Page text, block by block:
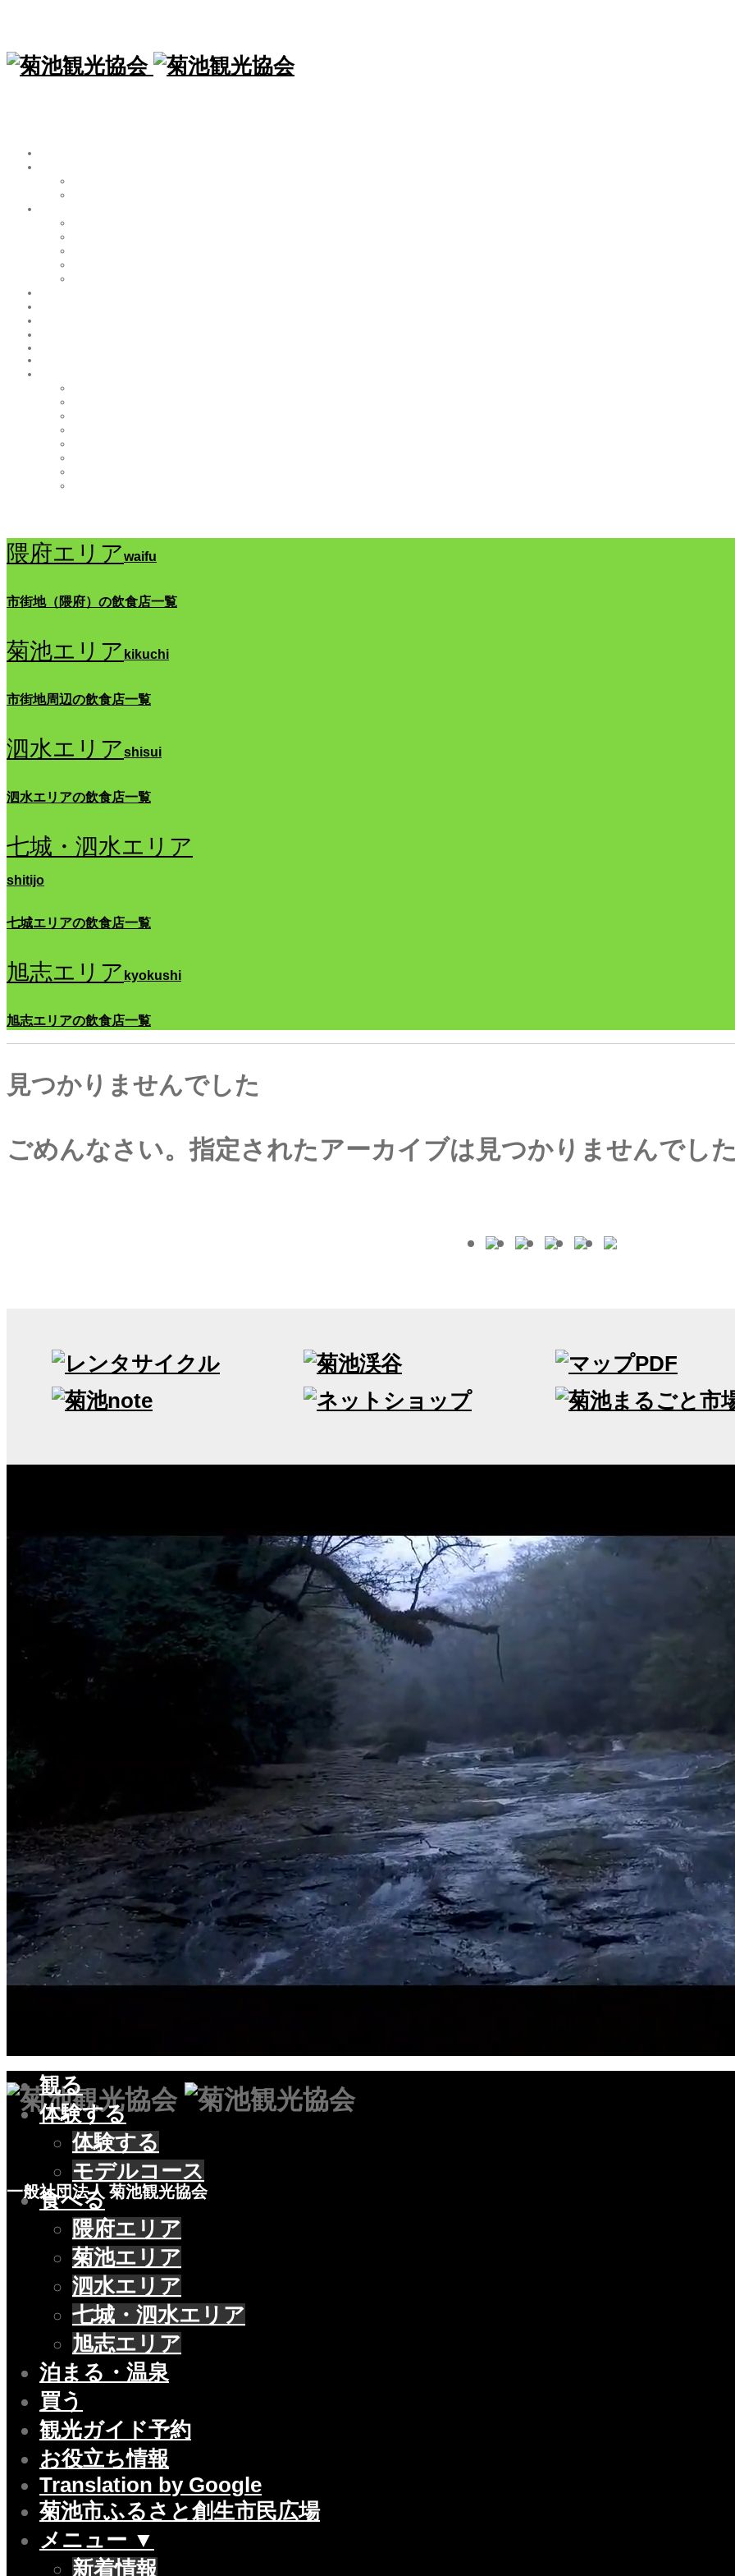
隈府エリアwaifu
市街地（隈府）の飲食店一覧
菊池エリア kikuchi
市街地周辺の飲食店一覧
泗水エリアshisui
泗水エリアの飲食店一覧
七城・泗水エリア
shitijo
七城エリアの飲食店一覧
旭志エリア kyokushi
旭志エリアの飲食店一覧
見つかりませんでした
ごめんなさい。指定されたアーカイブは見つかりませんでし
一般社団法人 菊池観光協会
TEL：0968-25-0513
休館日：毎週火曜日（祝日の場合は翌日）
営業時間：10時00分～17時00分（足湯は18時まで）
特定商取引法に基づく表記
RSS
Copyright © 2021
観る
体験する
体験する
モデルコース
食べる
隈府エリア
菊池エリア
泗水エリア
七城・泗水エリア
旭志エリア
泊まる・温泉
買う
観光ガイド予約
お役立ち情報
Translation by Google
菊池市ふるさと創生市民広場
メニュー ▼
新着情報